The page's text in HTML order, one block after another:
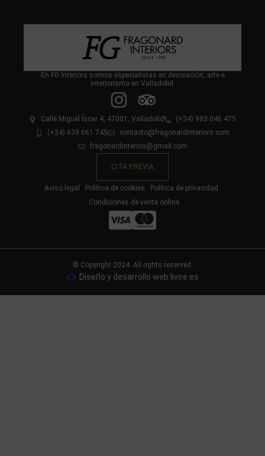
En FG Interiors somos especialistas en decoración, arte e
interiorismo en Valladolid.
Calle Miguel Íscar 4, 47001, Valladolid
(+34) 983 046 475
(+34) 639 661 745
contacto@fragonardinteriors.com
fragonardinterios@gmail.com
CITA PREVIA
Aviso legal Política de cookies
Política de privacidad
Condiciones de venta online
© Copyright 2024. All rights reserved.
Diseño y desarrollo web livire.es